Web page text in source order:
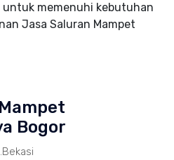
memenuhi kebutuhan
Jasa Saluran Mampet
Bogor